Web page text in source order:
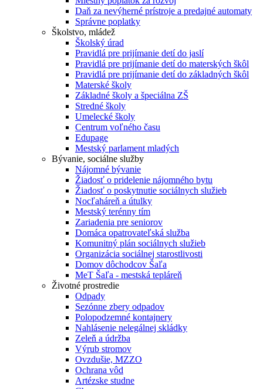
Daň za nevýherné prístroje a predajné automaty
Správne poplatky
Školstvo, mládež
Školský úrad
Pravidlá pre prijímanie detí do jaslí
Pravidlá pre prijímanie detí do materských škôl
Pravidlá pre prijímanie detí do základných škôl
Materské školy
Základné školy a špeciálna ZŠ
Stredné školy
Umelecké školy
Centrum voľného času
Edupage
Mestský parlament mladých
Bývanie, sociálne služby
Nájomné bývanie
Žiadosť o pridelenie nájomného bytu
Žiadosť o poskytnutie sociálnych služieb
Nocľaháreň a útulky
Mestský terénny tím
Zariadenia pre seniorov
Domáca opatrovateľská služba
Komunitný plán sociálnych služieb
Organizácia sociálnej starostlivosti
Domov dôchodcov Šaľa
MeT Šaľa - mestská tepláreň
Životné prostredie
Odpady
Sezónne zbery odpadov
Polopodzemné kontajnery
Nahlásenie nelegálnej skládky
Zeleň a údržba
Výrub stromov
Ovzdušie, MZZO
Ochrana vôd
Artézske studne